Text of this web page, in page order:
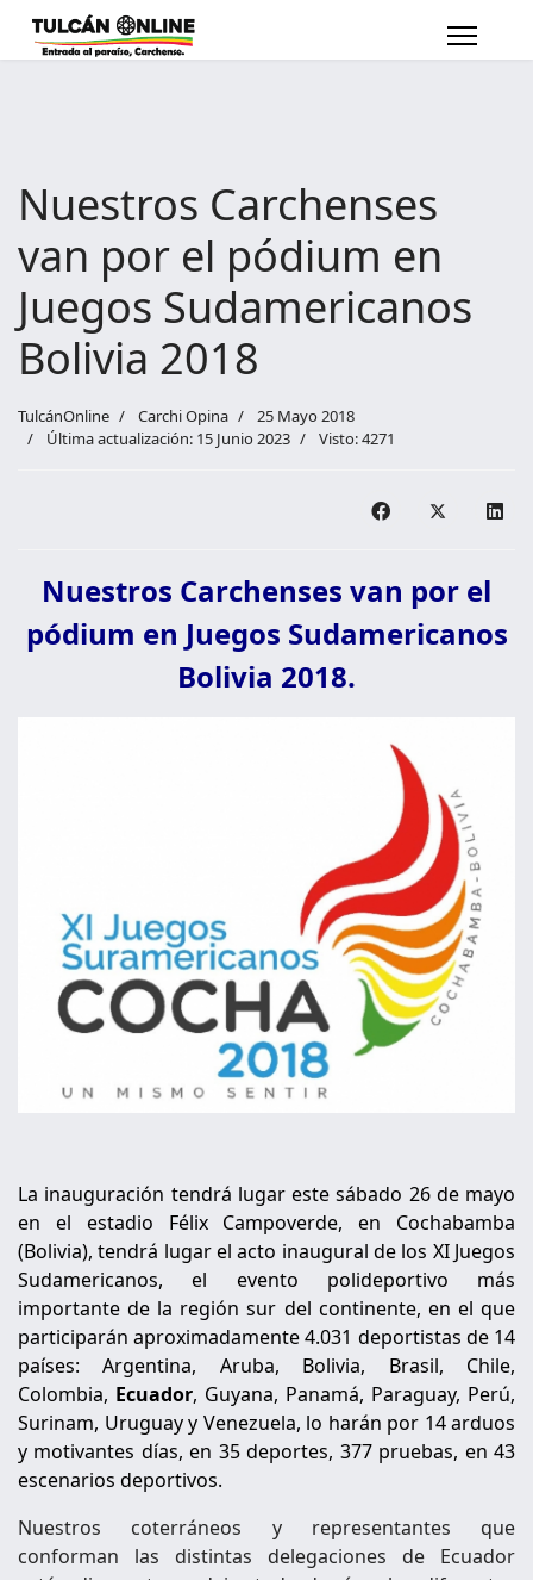
Nuestros Carchenses
van por el pódium en
Juegos Sudamericanos
Bolivia 2018
TulcánOnline Carchi Opina
25 Mayo 2018
Última actualización: 15 Junio 2023
Visto: 4271
Nuestros Carchenses van por el
pódium en Juegos Sudamericanos
Bolivia 2018.
La inauguración tendrá lugar este sábado 26 de mayo
en el estadio Félix Campoverde, en Cochabamba
(Bolivia), tendrá lugar el acto inaugural de los XI Juegos
Sudamericanos, el evento polideportivo más
importante de la región sur del continente, en el que
participarán aproximadamente 4.031 deportistas de 14
países: Argentina, Aruba, Bolivia, Brasil, Chile,
Colombia, Ecuador, Guyana, Panamá, Paraguay, Perú,
Surinam, Uruguay y Venezuela, lo harán por 14 arduos
y motivantes días, en 35 deportes, 377 pruebas, en 43
escenarios deportivos.
Nuestros coterráneos y representantes que
conforman las distintas delegaciones de Ecuador